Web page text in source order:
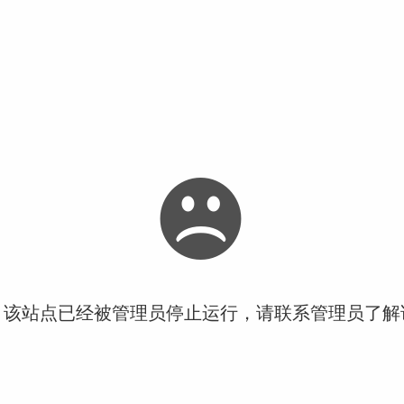
站点已经被管理员停止运行，请联系管理员了